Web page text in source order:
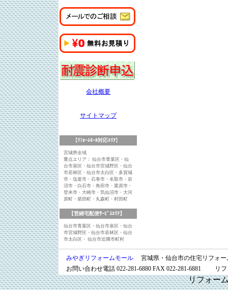
会社概要
サイトマップ
【ﾘﾌｫｰﾑﾓｰﾙ対応ｴﾘｱ】
宮城県全域
重点エリア： 仙台市青葉区・仙
台市泉区・仙台市宮城野区・仙台
市若林区・仙台市太白区・多賀城
市・塩釜市・石巻市・名取市・岩
沼市・白石市・角田市・栗原市・
登米市・大崎市・気仙沼市・大河
原町・柴田町・丸森町・村田町
【営繕宅配便ｻｰﾋﾞｽｴﾘｱ】
仙台市青葉区・仙台市泉区・仙台
市宮城野区・仙台市若林区・仙台
市太白区・ 仙台市近隣市町村
みやぎリフォームモール 宮城県・仙台市の住宅リフォー
お問い合わせ電話 022-281-6880 FAX 022-281-6881 リ
リフォー